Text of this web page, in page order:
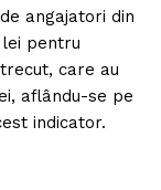
angajatori din
lei pentru
care au
aflându-se pe
indicator.